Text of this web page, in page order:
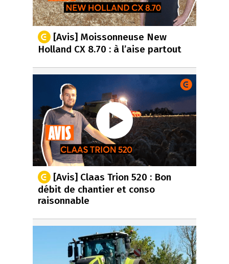
[Avis] Moissonneuse New
Holland CX 8.70 : à l’aise partout
[Avis] Claas Trion 520 : Bon
débit de chantier et conso
raisonnable